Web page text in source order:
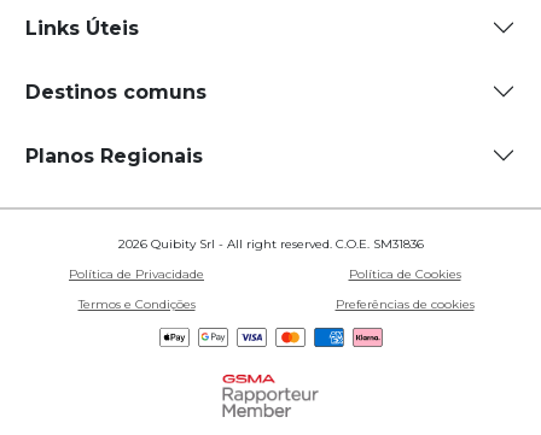
Links Úteis
Destinos comuns
Planos Regionais
2026 Quibity Srl - All right reserved. C.O.E. SM31836
Política de Privacidade
Política de Cookies
Termos e Condições
Preferências de cookies